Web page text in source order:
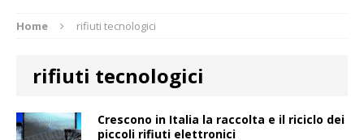
Home rifiuti tecnologici
rifiuti tecnologici
Crescono in Italia la raccolta e il riciclo dei
piccoli rifiuti elettronici